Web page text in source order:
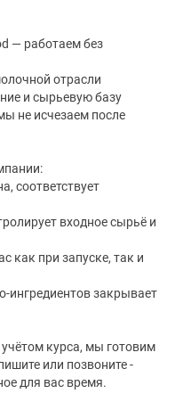
— работаем без
отрасли
и сырьевую базу
не исчезаем после
соответствует
входное сырьё и
как при запуске, так и
ингредиентов закрывает
курса, мы готовим
или позвоните -
для вас время.